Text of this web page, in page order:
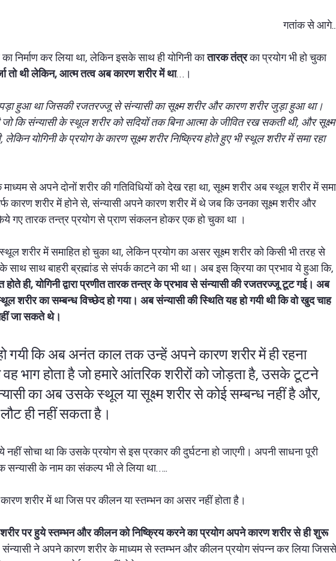
ब्रह्म तत्व साधना
गतांक से आगे...
निर्माण कर लिया था, लेकिन इसके साथ ही योगिनी का तारक तंत्र का प्रयोग भी हो चुका
तो थी लेकिन, आत्म तत्व अब कारण शरीर में था…।
हुआ था जिसकी रजतरज्जू से संन्यासी का सूक्ष्म शरीर और कारण शरीर जुड़ा हुआ था।
जो कि संन्यासी के स्थूल शरीर को सदियों तक बिना आत्मा के जीवित रख सकती थी, और
लेकिन योगिनी के प्रयोग के कारण सूक्ष्म शरीर निष्क्रिय होते हुए भी स्थूल शरीर में समा रहा
से अपने दोनों शरीर की गतिविधियों को देख रहा था, सूक्ष्म शरीर अब स्थूल शरीर में समा
कारण शरीर में होने से, संन्यासी अपने कारण शरीर में थे जब कि उनका सूक्ष्म शरीर और
किये गए तारक तन्त्र प्रयोग से प्राण संकलन होकर एक हो चुका था ।
शरीर में समाहित हो चुका था, लेकिन प्रयोग का असर सूक्ष्म शरीर को किसी भी तरह से
साथ साथ बाहरी ब्रह्मांड से संपर्क काटने का भी था। अब इस क्रिया का प्रभाव ये हुआ कि,
ही, योगिनी द्वारा प्रणीत तारक तन्त्र के प्रभाव से संन्यासी की रजतरज्जू टूट गई। अब
का सम्बन्ध विच्छेद हो गया। अब संन्यासी की स्थिति यह हो गयी थी कि वो खुद चाह
जा सकते थे।
गयी कि अब अनंत काल तक उन्हें अपने कारण शरीर में ही रहना
भाग होता है जो हमारे आंतरिक शरीरों को जोड़ता है, उसके टूटने
का अब उसके स्थूल या सूक्ष्म शरीर से कोई सम्बन्ध नहीं है और,
ही नहीं सकता है।
नहीं सोचा था कि उसके प्रयोग से इस प्रकार की दुर्घटना हो जाएगी। अपनी साधना पूरी
के नाम का संकल्प भी ले लिया था…..
शरीर में था जिस पर कीलन या स्तम्भन का असर नहीं होता है।
पर हुये स्तम्भन और कीलन को निष्क्रिय करने का प्रयोग अपने कारण शरीर से ही शुरू
संन्यासी ने अपने कारण शरीर के माध्यम से स्तम्भन और कीलन प्रयोग संपन्न कर लिया